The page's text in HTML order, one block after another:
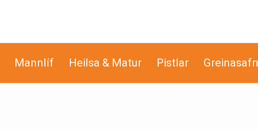
Mannlíf Heilsa & Matur Pistlar Greinasafn